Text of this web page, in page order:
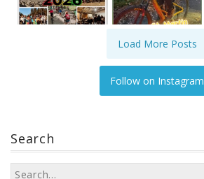
Load More Posts
Follow on Instagram
Search